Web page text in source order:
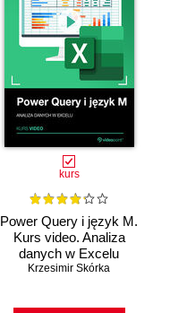
kurs
Power Query i język M.
Kurs video. Analiza
danych w Excelu
Krzesimir Skórka